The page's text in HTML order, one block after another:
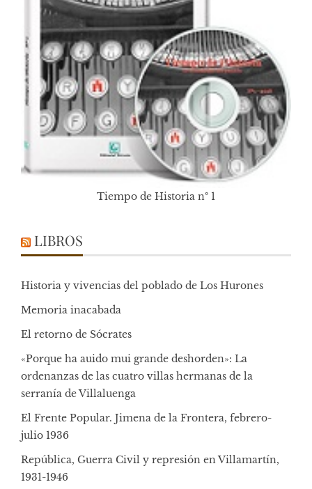
Tiempo de Historia nº 1
LIBROS
Historia y vivencias del poblado de Los Hurones
Memoria inacabada
El retorno de Sócrates
«Porque ha auido mui grande deshorden»: La
ordenanzas de las cuatro villas hermanas de la
serranía de Villaluenga
El Frente Popular. Jimena de la Frontera, febrero-
julio 1936
República, Guerra Civil y represión en Villamartín,
1931-1946